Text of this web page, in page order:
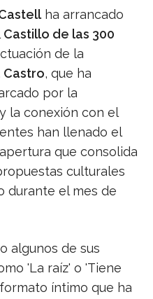
ha arrancado
Castillo de las 300
de la
Castro, que ha
por la
la conexión con el
han llenado el
que consolida
culturales
durante el mes de
algunos de sus
'La raíz' o 'Tiene
íntimo que ha